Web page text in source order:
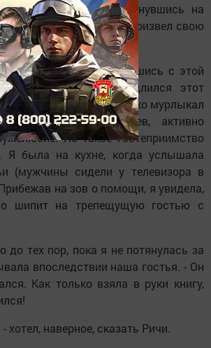
тут больше нет, раскинувшись на
с наслаждением произвел свою
Благодать!
он, видимо, примирившись с этой
что не вечно же длился этот
себя по-другому: громко мурлыкал
о ноги пришельцев, активно
Но такое гостеприимство
Я была на кухне, когда услышала
(мужчины сидели у телевизора в
на зов о помощи, я увидела,
шипит на трепещущую гостью с
до тех пор, пока я не потянулась за
впоследствии наша гостья. - Он
Как только взяла в руки книгу,
хотел, наверное, сказать Ричи.